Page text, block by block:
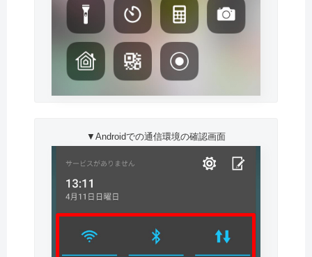
▼Androidでの通信環境の確認画面